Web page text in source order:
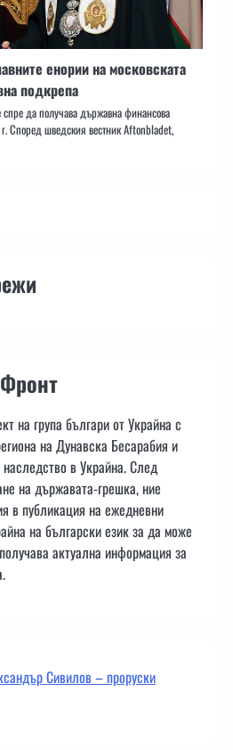
енории на московската
подкрепа
спре да получава държавна финансова
Според шведския вестник Aftonbladet,
на група българи от Украйна с
на Дунавска Бесарабия и
в Украйна. След
на държавата-грешка, ние
в публикация на ежедневни
на български език за да може
актуална информация за
Сивилов – проруски